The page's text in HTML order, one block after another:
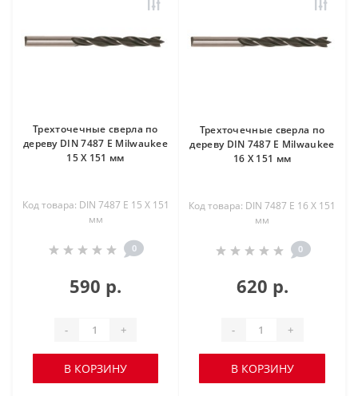
Трехточечные сверла по
дереву DIN 7487 E Milwaukee
15 X 151 мм
Код товара: DIN 7487 E 15 X 151
мм
0
590 р.
- +
В КОРЗИНУ
Трехточечные сверла по
дереву DIN 7487 E Milwaukee
16 X 151 мм
Код товара: DIN 7487 E 16 X 151
мм
0
620 р.
- +
В КОРЗИНУ